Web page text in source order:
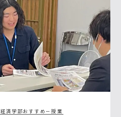
経済学部おすすめ－授業